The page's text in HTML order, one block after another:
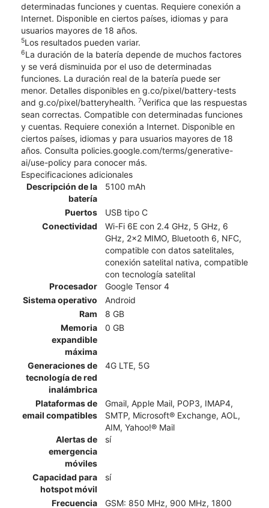
determinadas funciones y cuentas. Requiere conexión a
Internet. Disponible en ciertos países, idiomas y para
usuarios mayores de 18 años.
5Los resultados pueden variar.
6La duración de la batería depende de muchos factores
y se verá disminuida por el uso de determinadas
funciones. La duración real de la batería puede ser
menor. Detalles disponibles en g.co/pixel/battery-tests
and g.co/pixel/batteryhealth. 7Verifica que las respuestas
sean correctas. Compatible con determinadas funciones
y cuentas. Requiere conexión a Internet. Disponible en
ciertos países, idiomas y para usuarios mayores de 18
años. Consulta policies.google.com/terms/generative-
ai/use-policy para conocer más.
Especificaciones adicionales
Descripción de la
batería
5100 mAh
Puertos
USB tipo C
Conectividad
Wi-Fi 6E con 2.4 GHz, 5 GHz, 6
GHz, 2x2 MIMO, Bluetooth 6, NFC,
compatible con datos satelitales,
conexión satelital nativa, compatible
con tecnología satelital
Procesador
Google Tensor 4
Sistema operativo
Android
Ram
8 GB
Memoria
expandible
máxima
0 GB
Generaciones de
tecnología de red
inalámbrica
4G LTE, 5G
Plataformas de
email compatibles
Gmail, Apple Mail, POP3, IMAP4,
SMTP, Microsoft® Exchange, AOL,
AIM, Yahoo!® Mail
Alertas de
emergencia
móviles
sí
Capacidad para
hotspot móvil
sí
Frecuencia GSM: 850 MHz, 900 MHz, 1800